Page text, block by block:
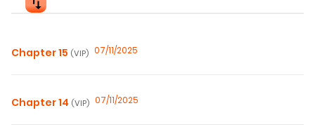
Chapter 15 (VIP) 07/11/2025
Chapter 14 (VIP) 07/11/2025